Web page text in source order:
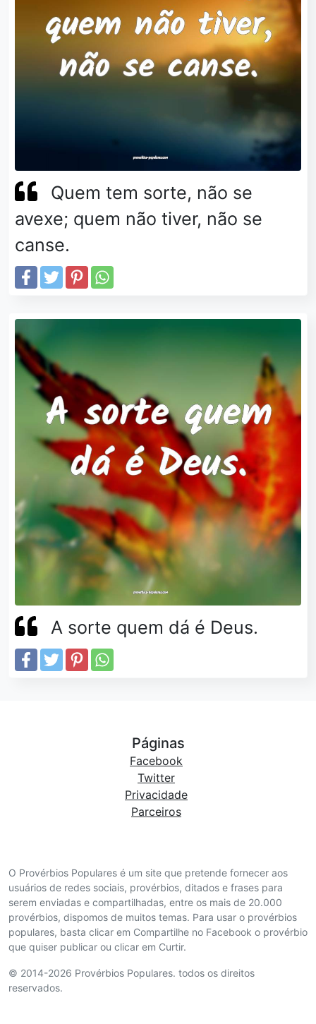
Quem tem sorte, não se
avexe; quem não tiver, não se
canse.
A sorte quem dá é Deus.
O Provérbios Populares é um site que pretende fornecer aos
usuários de redes sociais, provérbios, ditados e frases para
serem enviadas e compartilhadas, entre os mais de 20.000
provérbios, dispomos de muitos temas. Para usar o provérbios
populares, basta clicar em Compartilhe no Facebook o provérbio
que quiser publicar ou clicar em Curtir.
© 2014-2026 Provérbios Populares. todos os direitos
reservados.
Páginas
Facebook
Twitter
Privacidade
Parceiros